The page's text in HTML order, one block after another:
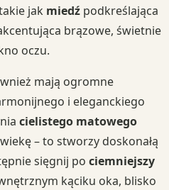
jak miedź podkreślająca
brązowe, świetnie
oczu.
mają ogromne
i eleganckiego
cielistego matowego
– to stworzy doskonałą
sięgnij po ciemniejszy
kąciku oka, blisko